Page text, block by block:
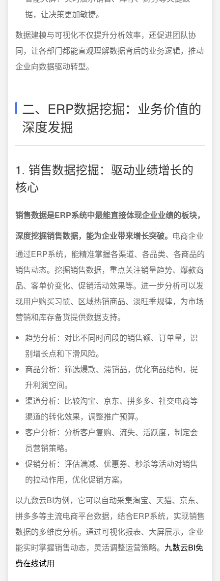
据，让决策更加敏捷。
数据建模与可视化不仅提升分析效率，还促进团队协
同，让各部门都能直观理解数据背后的业务逻辑，推动
企业向数据驱动转型。
二、ERP数据挖掘：业务价值的
深度发掘
1. 销售数据挖掘：驱动业绩增长的
核心
销售数据是ERP系统中最能直接体现企业业绩的板块，
深度挖掘销售数据，能为企业带来增长突破。 电商企业
通过ERP系统，能精准掌握各渠道、各品类、各商品的
销售动态。挖掘销售数据，重点关注销量趋势、爆款商
品、客单价变化、促销活动效果等。进一步分析可以发
现用户购买习惯、区域热销商品、淡旺季规律，为市场
营销和库存备货提供数据支持。
趋势分析：对比不同时间段的销售额、订单量，识
别增长点和下滑风险。
商品分析：筛选爆款、滞销品，优化商品结构，提
升利润空间。
渠道分析：比较淘宝、京东、拼多多、社交电商等
渠道的转化效果，调整推广预算。
客户分析：分析客户复购、流失、活跃度，制定会
员营销策略。
促销分析：评估满减、优惠券、秒杀等活动对销售
的拉动作用，优化促销方案。
以九数云BI为例，它可以自动采集淘宝、天猫、京东、
拼多多等主流电商平台数据，结合ERP系统，实现销售
数据的多维度分析。通过可视化报表、大屏展示，企业
能实时掌握销售动态，灵活调整运营策略。 九数云BI免
费在线试用